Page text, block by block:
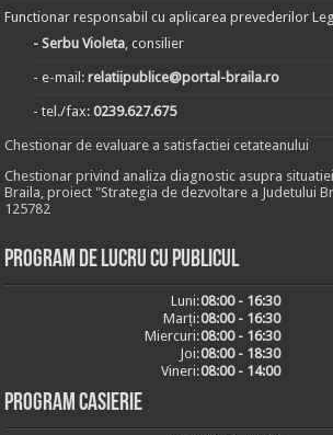
Functionar responsabil cu aplicarea prevederilor
- Serbu Violeta, consilier
- e-mail:relatiipublice@portal-braila.ro
- tel./fax:0239.627.675
Chestionar de evaluare a satisfactiei cetateanului
Chestionar privind analiza diagnostic asupra
Braila, proiect "Strategia de dezvoltare a Judetului
125782
Program de lucru cu publicul
Luni:08:00 - 16:30
Marți:08:00 - 16:30
Miercuri:08:00 - 16:30
Joi:08:00 - 18:30
Vineri:08:00 - 14:00
Program casierie